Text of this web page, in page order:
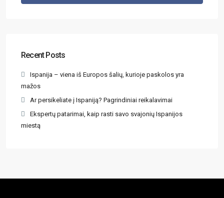
Recent Posts
Ispanija – viena iš Europos šalių, kurioje paskolos yra
mažos
Ar persikeliate į Ispaniją? Pagrindiniai reikalavimai
Ekspertų patarimai, kaip rasti savo svajonių Ispanijos
miestą